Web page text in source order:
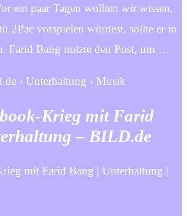
ein paar Tagen wollten wir wissen,
2Pac vorspielen würdest, sollte er in
Farid Bang nutzte den Post, um …
› Unterhaltung › Musik
Krieg mit Farid
– BILD.de
mit Farid Bang | Unterhaltung |